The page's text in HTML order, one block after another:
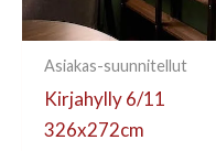
Asiakas-suunnitellut
Kirjahylly 6/11
326x272cm